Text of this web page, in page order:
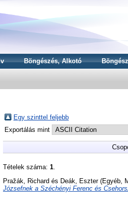
Böngészés, Alkotó
Egy szinttel feljebb
Exportálás mint
Tételek száma: 1
Pražák, Richard és Deák, Eszter(Egyéb,
Józsefnek a Széchényi Ferenc és